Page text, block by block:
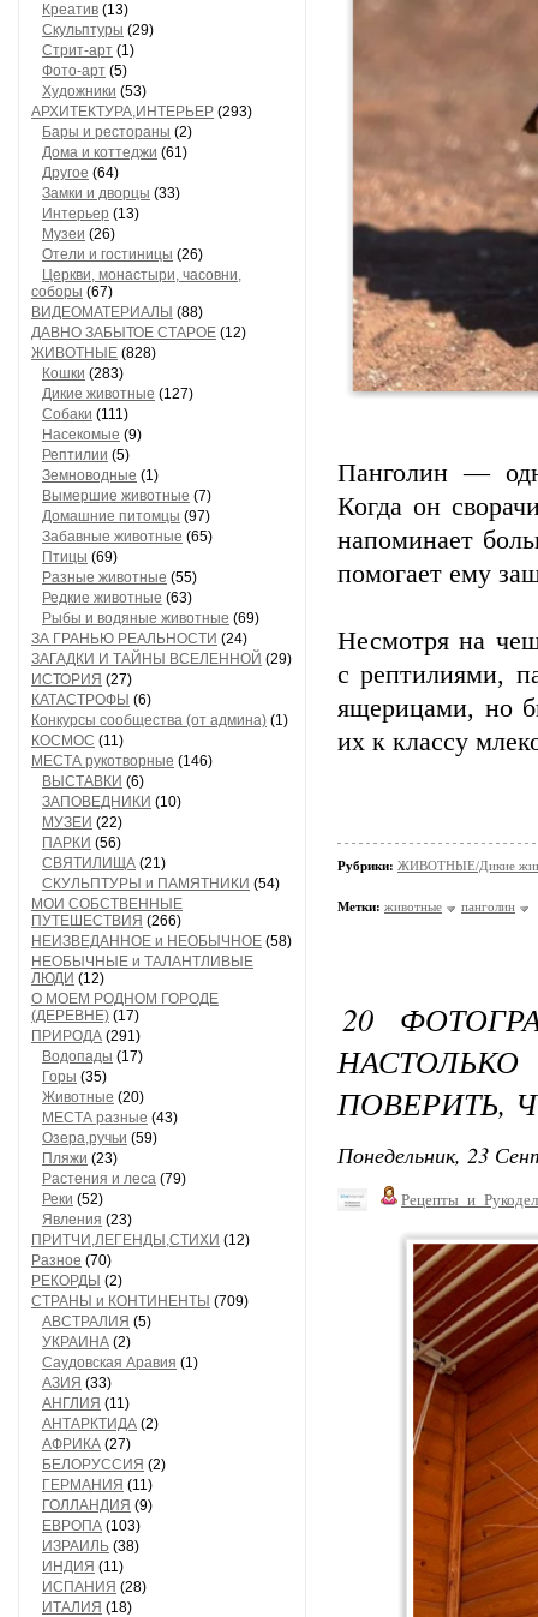
Креатив (13)
Скульптуры (29)
Стрит-арт (1)
Фото-арт (5)
Художники (53)
АРХИТЕКТУРА,ИНТЕРЬЕР (293)
Бары и рестораны (2)
Дома и коттеджи (61)
Другое (64)
Замки и дворцы (33)
Интерьер (13)
Музеи (26)
Отели и гостиницы (26)
Церкви, монастыри, часовни,
соборы (67)
ВИДЕОМАТЕРИАЛЫ (88)
ДАВНО ЗАБЫТОЕ СТАРОЕ (12)
ЖИВОТНЫЕ (828)
Кошки (283)
Дикие животные (127)
Собаки (111)
Насекомые (9)
Рептилии (5)
Земноводные (1)
Вымершие животные (7)
Домашние питомцы (97)
Забавные животные (65)
Птицы (69)
Разные животные (55)
Редкие животные (63)
Рыбы и водяные животные (69)
ЗА ГРАНЬЮ РЕАЛЬНОСТИ (24)
ЗАГАДКИ И ТАЙНЫ ВСЕЛЕННОЙ (29)
ИСТОРИЯ (27)
КАТАСТРОФЫ (6)
Конкурсы сообщества (от админа) (1)
КОСМОС (11)
МЕСТА рукотворные (146)
ВЫСТАВКИ (6)
ЗАПОВЕДНИКИ (10)
МУЗЕИ (22)
ПАРКИ (56)
СВЯТИЛИЩА (21)
СКУЛЬПТУРЫ и ПАМЯТНИКИ (54)
МОИ СОБСТВЕННЫЕ
ПУТЕШЕСТВИЯ (266)
НЕИЗВЕДАННОЕ и НЕОБЫЧНОЕ (58)
НЕОБЫЧНЫЕ и ТАЛАНТЛИВЫЕ
ЛЮДИ (12)
О МОЕМ РОДНОМ ГОРОДЕ
(ДЕРЕВНЕ) (17)
ПРИРОДА (291)
Водопады (17)
Горы (35)
Животные (20)
МЕСТА разные (43)
Озера,ручьи (59)
Пляжи (23)
Растения и леса (79)
Реки (52)
Явления (23)
ПРИТЧИ,ЛЕГЕНДЫ,СТИХИ (12)
Разное (70)
РЕКОРДЫ (2)
СТРАНЫ и КОНТИНЕНТЫ (709)
АВСТРАЛИЯ (5)
УКРАИНА (2)
Саудовская Аравия (1)
АЗИЯ (33)
АНГЛИЯ (11)
АНТАРКТИДА (2)
АФРИКА (27)
БЕЛОРУССИЯ (2)
ГЕРМАНИЯ (11)
ГОЛЛАНДИЯ (9)
ЕВРОПА (103)
ИЗРАИЛЬ (38)
ИНДИЯ (11)
ИСПАНИЯ (28)
ИТАЛИЯ (18)
Панголин —
Когда он
напоминает
помогает ему
Несмотря на
с рептилиями,
ящерицами, но
их к классу
Рубрики: ЖИВОТНЫЕ/Дикие
Метки: животные панголин
20
ПОВЕРИТЬ,
Понедельник, 23